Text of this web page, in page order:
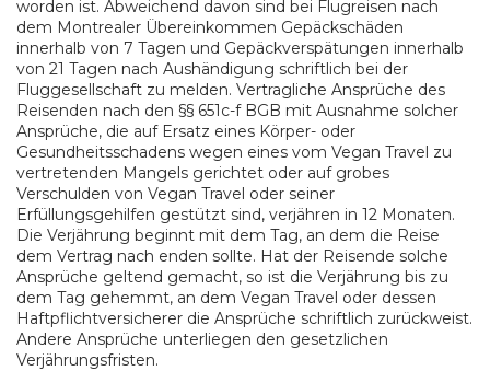
worden ist. Abweichend davon sind bei Flugreisen nach
dem Montrealer Übereinkommen Gepäckschäden
innerhalb von 7 Tagen und Gepäckverspätungen innerhalb
von 21 Tagen nach Aushändigung schriftlich bei der
Fluggesellschaft zu melden. Vertragliche Ansprüche des
Reisenden nach den §§ 651c-f BGB mit Ausnahme solcher
Ansprüche, die auf Ersatz eines Körper- oder
Gesundheitsschadens wegen eines vom Vegan Travel zu
vertretenden Mangels gerichtet oder auf grobes
Verschulden von Vegan Travel oder seiner
Erfüllungsgehilfen gestützt sind, verjähren in 12 Monaten.
Die Verjährung beginnt mit dem Tag, an dem die Reise
dem Vertrag nach enden sollte. Hat der Reisende solche
Ansprüche geltend gemacht, so ist die Verjährung bis zu
dem Tag gehemmt, an dem Vegan Travel oder dessen
Haftpflichtversicherer die Ansprüche schriftlich zurückweist.
Andere Ansprüche unterliegen den gesetzlichen
Verjährungsfristen.